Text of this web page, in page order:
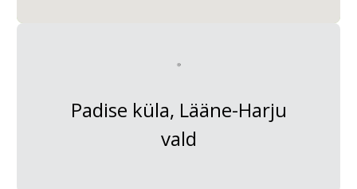
Padise küla, Lääne-Harju
vald